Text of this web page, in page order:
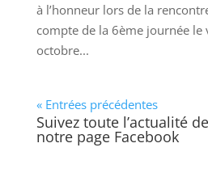
à l’honneur lors de la
compte de la 6ème journée le
octobre...
« Entrées précédentes
Suivez toute l’actualité
notre page Facebook